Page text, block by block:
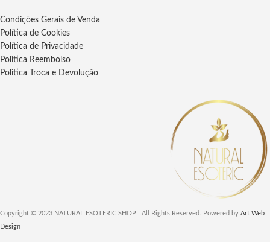
Condições Gerais de Venda
Política de Cookies
Política de Privacidade
Politica Reembolso
Politica Troca e Devolução
Copyright © 2023 NATURAL ESOTERIC SHOP | All Rights Reserved. Powered by Art Web
Design